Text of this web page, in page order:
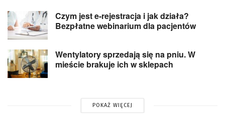
Czym jest e-rejestracja i jak działa?
Bezpłatne webinarium dla pacjentów
Wentylatory sprzedają się na pniu. W
mieście brakuje ich w sklepach
POKAŻ WIĘCEJ